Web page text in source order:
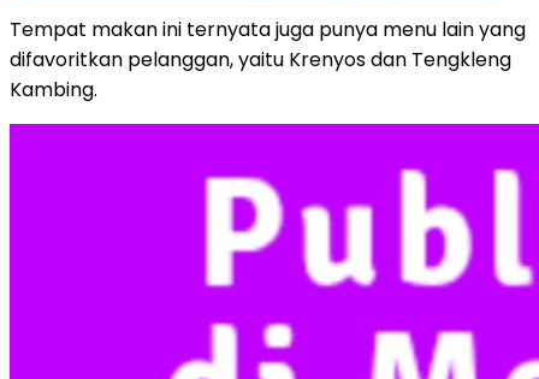
Tempat makan ini ternyata juga punya menu lain yang
difavoritkan pelanggan, yaitu Krenyos dan Tengkleng
Kambing.